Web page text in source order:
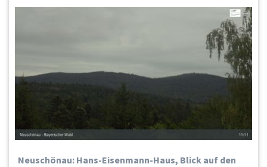
Neuschönau: Hans-Eisenmann-Haus, Blick auf den